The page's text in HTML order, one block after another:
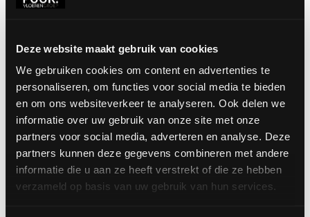
Deze website maakt gebruik van cookies
We gebruiken cookies om content en advertenties te
personaliseren, om functies voor social media te bieden
en om ons websiteverkeer te analyseren. Ook delen we
informatie over uw gebruik van onze site met onze
partners voor social media, adverteren en analyse. Deze
partners kunnen deze gegevens combineren met andere
informatie die u aan ze heeft verstrekt of die ze hebben
verzameld op basis van uw gebruik van hun services.